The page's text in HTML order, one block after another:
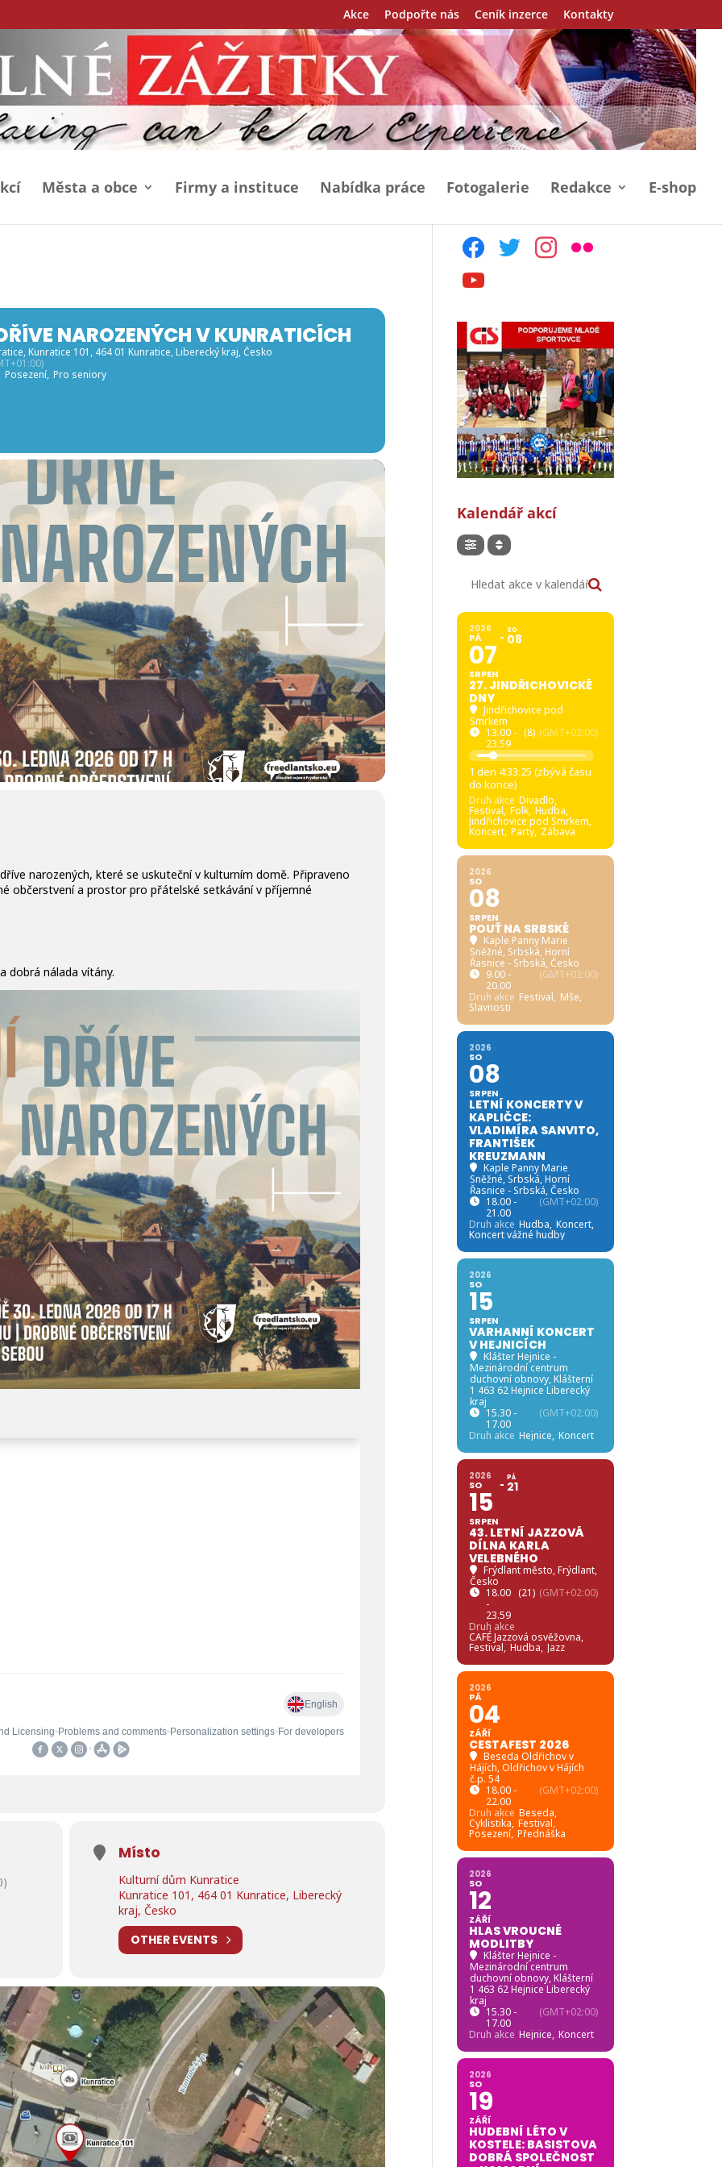
Akce Podpořte nás Ceník inzerce Kontakty
Města a obce Firmy a instituce Nabídka práce Fotogalerie Redakce E-shop
NAROZENÝCH V KUNRATICÍCH
, Kunratice 101, 464 01 Kunratice, Liberecký kraj, Česko
Posezení, Pro seniory
narozených, které se uskuteční v kulturním domě. Připraveno
občerstvení a prostor pro přátelské setkávání v příjemné
dobrá nálada vítány.
Místo
Kulturní dům Kunratice
Kunratice 101, 464 01 Kunratice, Liberecký
kraj, Česko
OTHER EVENTS
facebooktwitter instagram
flickr
youtube
Kalendář akcí
2026
PÁ
07
SRPEN
SO
08
27. JINDŘICHOVICKÉ
DNY
Jindřichovice pod
Smrkem
13.00 -
23.59
(8) (GMT+02:00)
1 den 4:33:23 (zbývá času
do konce)
Druh akce Divadlo,
Festival, Folk, Hudba,
Jindřichovice pod Smrkem,
Koncert, Party, Zábava
2026
SO
08
SRPEN
POUŤ NA SRBSKÉ
Kaple Panny Marie
Sněžné, Srbská, Horní
Řasnice - Srbská, Česko
9.00 -
20.00
(GMT+02:00)
Druh akce Festival, Mše,
Slavnosti
2026
SO
08
SRPEN
LETNÍ KONCERTY V
KAPLIČCE:
VLADIMÍRA SANVITO,
FRANTIŠEK
KREUZMANN
Kaple Panny Marie
Sněžné, Srbská, Horní
Řasnice - Srbská, Česko
18.00 -
21.00
(GMT+02:00)
Druh akce Hudba, Koncert,
Koncert vážné hudby
2026
SO
15
SRPEN
VARHANNÍ KONCERT
V HEJNICÍCH
Klášter Hejnice -
Mezinárodní centrum
duchovní obnovy, Klášterní
1 463 62 Hejnice Liberecký
kraj
15.30 -
17.00
(GMT+02:00)
Druh akce Hejnice, Koncert
2026
SO
15
SRPEN
PÁ
21
43. LETNÍ JAZZOVÁ
DÍLNA KARLA
VELEBNÉHO
Frýdlant město, Frýdlant,
Česko
18.00
-
23.59
(21) (GMT+02:00)
Druh akce
CAFÉ Jazzová osvěžovna,
Festival, Hudba, Jazz
2026
PÁ
04
ZÁŘÍ
CESTAFEST 2026
Beseda Oldřichov v
Hájích, Oldřichov v Hájích
č.p. 54
18.00 -
22.00
(GMT+02:00)
Druh akce Beseda,
Cyklistika, Festival,
Posezení, Přednáška
2026
SO
12
ZÁŘÍ
HLAS VROUCNÉ
MODLITBY
Klášter Hejnice -
Mezinárodní centrum
duchovní obnovy, Klášterní
1 463 62 Hejnice Liberecký
kraj
15.30 -
17.00
(GMT+02:00)
Druh akce Hejnice, Koncert
2026
SO
19
ZÁŘÍ
HUDEBNÍ LÉTO V
KOSTELE: BASISTOVA
DOBRÁ SPOLEČNOST